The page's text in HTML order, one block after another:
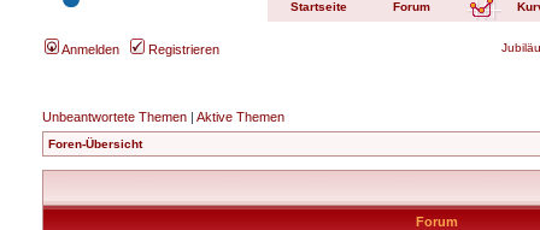
Startseite Forum
Anmelden Registrieren
Unbeantwortete Themen | Aktive Themen
Foren-Übersicht
Forum